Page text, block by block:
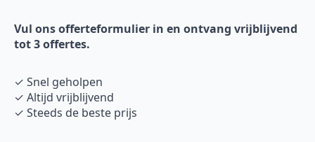
Vul ons offerteformulier in en ontvang vrijblijvend
tot 3 offertes.
✓ Snel geholpen
✓ Altijd vrijblijvend
✓ Steeds de beste prijs